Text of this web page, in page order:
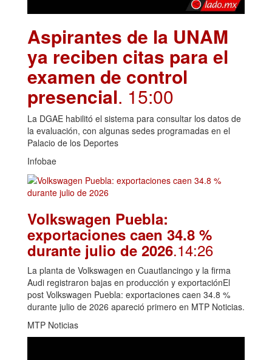
Aspirantes de la UNAM
ya reciben citas para el
examen de control
presencial. 15:00
La DGAE habilitó el sistema para consultar los datos de
la evaluación, con algunas sedes programadas en el
Palacio de los Deportes
Infobae
Volkswagen Puebla:
exportaciones caen 34.8 %
durante julio de 2026.14:26
La planta de Volkswagen en Cuautlancingo y la firma
Audi registraron bajas en producción y exportaciónEl
post Volkswagen Puebla: exportaciones caen 34.8 %
durante julio de 2026 apareció primero en MTP Noticias.
MTP Noticias